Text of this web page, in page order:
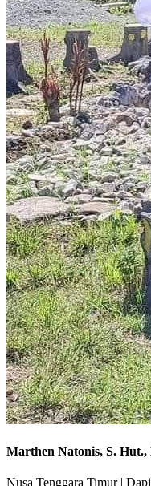
Marthen Natonis, S. Hut.,
Nusa Tenggara Timur |